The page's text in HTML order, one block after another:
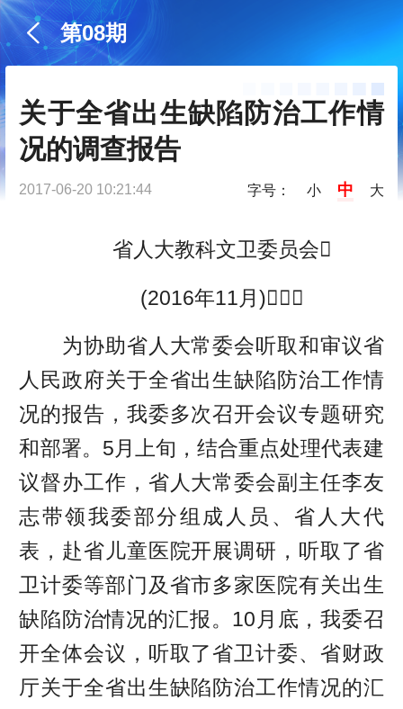
第08期
关于全省出生缺陷防治工作情
况的调查报告
2017-06-20 10:21:44 字号： 小 中 大
省人大教科文卫委员会
(2016年11月)
为协助省人大常委会听取和审议省
人民政府关于全省出生缺陷防治工作情
况的报告，我委多次召开会议专题研究
和部署。5月上旬，结合重点处理代表建
议督办工作，省人大常委会副主任李友
志带领我委部分组成人员、省人大代
表，赴省儿童医院开展调研，听取了省
卫计委等部门及省市多家医院有关出生
缺陷防治情况的汇报。10月底，我委召
开全体会议，听取了省卫计委、省财政
厅关于全省出生缺陷防治工作情况的汇